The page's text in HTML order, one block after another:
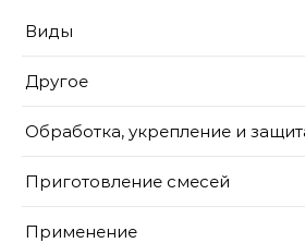
Виды
Другое
Обработка, укрепление и
Приготовление смесей
Применение